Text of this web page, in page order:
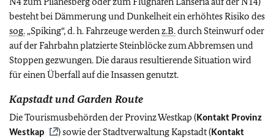
besteht bei Dämmerung und Dunkelheit ein erhöhtes Risiko des
sog.„Spiking“, d. h. Fahrzeuge werdenz.B.durch Steinwurf oder
auf der Fahrbahn platzierte Steinblöcke zum Abbremsen und
Stoppen gezwungen. Die daraus resultierende Situation wird
für einen Überfall auf die Insassen genutzt.
Kapstadt und Garden Route
Die Tourismusbehörden der Provinz Westkap (Kontakt Provinz
Westkap
) sowie der Stadtverwaltung Kapstadt (Kontakt